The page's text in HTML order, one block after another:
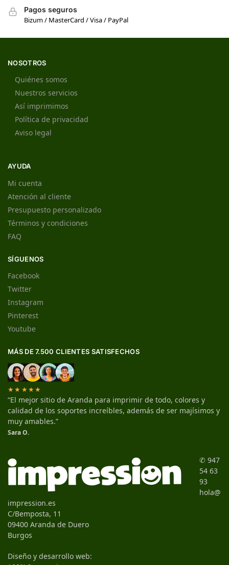
Pagos seguros
Bizum / MasterCard / Visa / PayPal
NOSOTROS
Quiénes somos
Nuestros servicios
Así imprimimos
Política de privacidad
Aviso legal
AYUDA
Mi cuenta
Atención al cliente
Presupuesto personalizado
Términos y condiciones
FAQ
SÍGUENOS
Facebook
Twitter
Instagram
Pinterest
Youtube
MÁS DE 7.500 CLIENTES SATISFECHOS
★★★★★
“El mejor sitio de Aranda para imprimir de todo, colores y
calidad de los soportes increíbles, además de ser majísimos y
muy amables.”
Sara O.
✆ 947
54 63
93
hola@
impression.es
C/Bemposta, 11
09400 Aranda de Duero
Burgos
Diseño y desarrollo web: